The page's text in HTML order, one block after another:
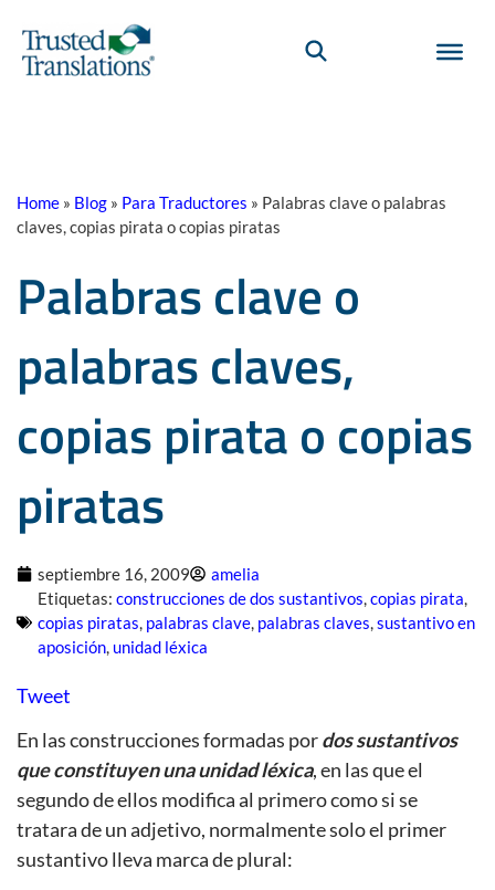
Home » Blog » Para Traductores » Palabras clave o palabras
claves, copias pirata o copias piratas
Palabras clave o
palabras claves,
copias pirata o copias
piratas
septiembre 16, 2009
amelia
Etiquetas: construcciones de dos sustantivos,copias pirata,
copias piratas, palabras clave, palabras claves,sustantivo en
aposición, unidad léxica
Tweet
En las construcciones formadas pordos sustantivos
que constituyen una unidad léxica, en las que el
segundo de ellos modifica al primero como si se
tratara de un adjetivo, normalmente solo el primer
sustantivo lleva marca de plural: